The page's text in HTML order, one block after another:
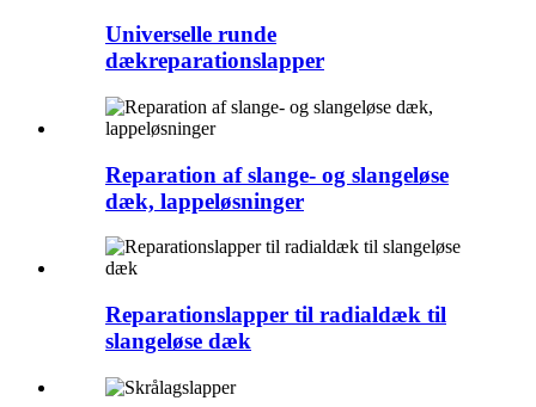
Universelle runde
dækreparationslapper
Reparation af slange- og slangeløse
dæk, lappeløsninger
Reparationslapper til radialdæk til
slangeløse dæk